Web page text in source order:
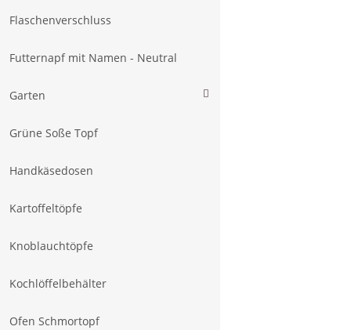
Flaschenverschluss
Futternapf mit Namen - Neutral
Garten
Grüne Soße Topf
Handkäsedosen
Kartoffeltöpfe
Knoblauchtöpfe
Kochlöffelbehälter
Ofen Schmortopf